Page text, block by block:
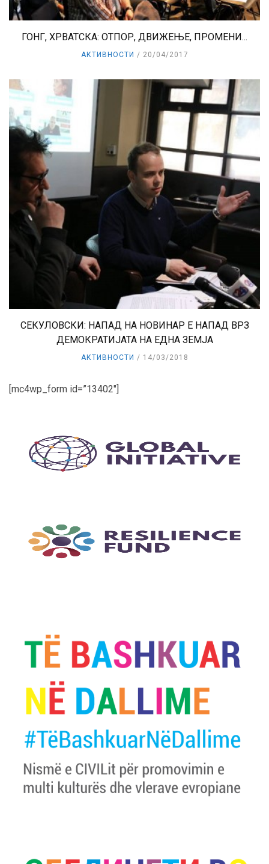
ГОНГ, ХРВАТСКА: ОТПОР, ДВИЖЕЊЕ, ПРОМЕНИ...
АКТИВНОСТИ 20/04/2017
СЕКУЛОВСКИ: НАПАД НА НОВИНАР Е НАПАД ВРЗ
ДЕМОКРАТИЈАТА НА ЕДНА ЗЕМЈА
АКТИВНОСТИ 14/03/2018
[mc4wp_form id=”13402″]